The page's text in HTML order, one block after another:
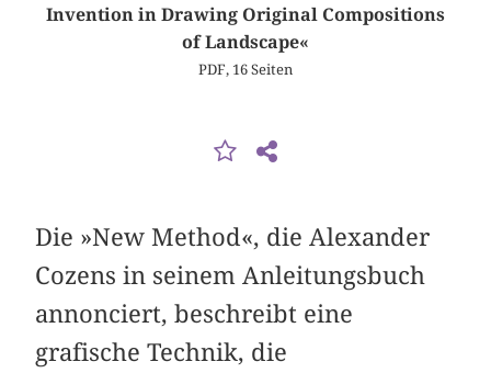
Invention in Drawing Original Compositions
of Landscape«
PDF, 16 Seiten
Die »New Method«, die Alexander
Cozens in seinem Anleitungsbuch
annonciert, beschreibt eine
grafische Technik, die